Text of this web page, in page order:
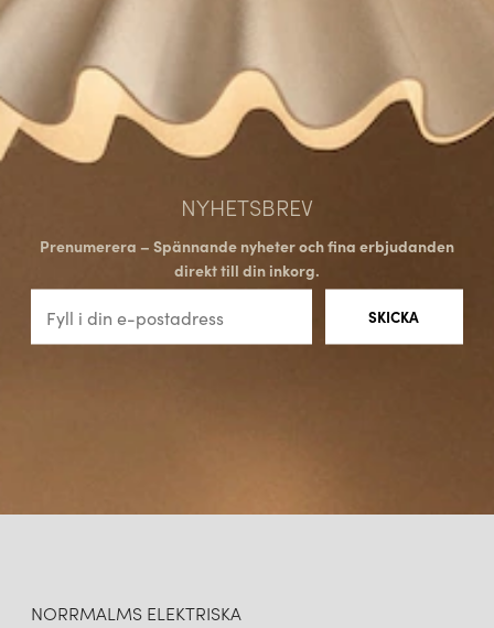
NYHETSBREV
Prenumerera – Spännande nyheter och fina erbjudanden
direkt till din inkorg.
NORRMALMS ELEKTRISKA